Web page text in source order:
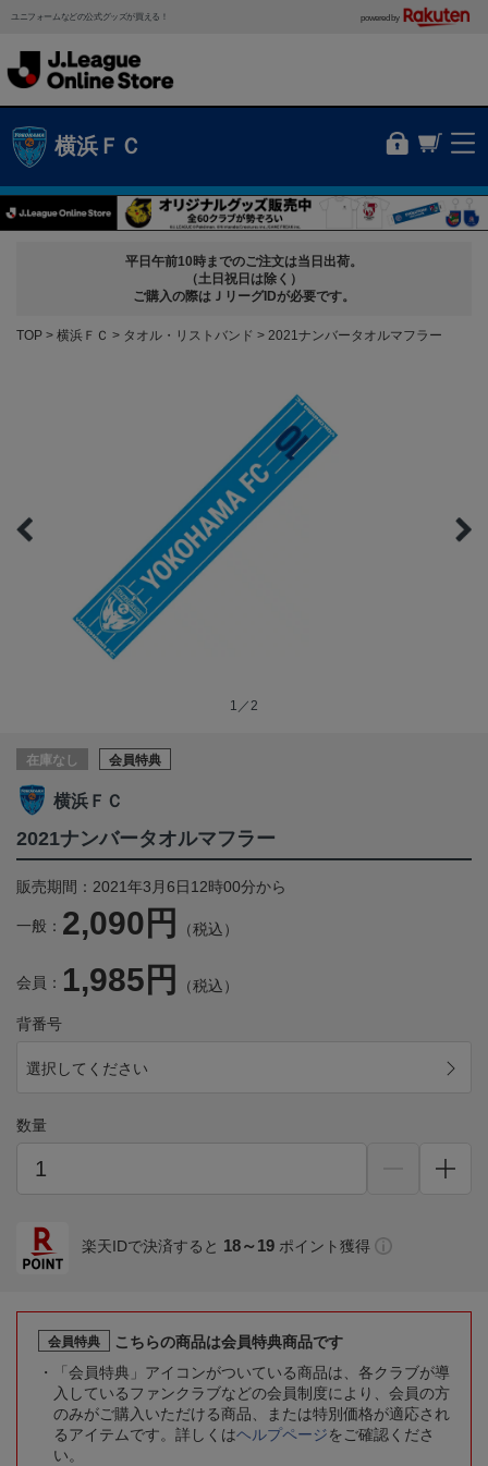
ユニフォームなどの公式グッズが買える！ powered by
横浜ＦＣ
平日午前10時までのご注文は当日出荷。
（土日祝日は除く）
ご購入の際はＪリーグIDが必要です。
TOP 横浜ＦＣ タオル・リストバンド 2021ナンバータオルマフラー
1／2
在庫なし 会員特典
横浜ＦＣ
2021ナンバータオルマフラー
販売期間：2021年3月6日12時00分から
一般： 2,090円 （税込）
会員： 1,985円 （税込）
背番号
選択してください
数量
楽天IDで決済すると 18～19 ポイント獲得
会員特典
こちらの商品は会員特典商品です
「会員特典」アイコンがついている商品は、各クラブが導
入しているファンクラブなどの会員制度により、会員の方
のみがご購入いただける商品、または特別価格が適応され
るアイテムです。詳しくはヘルプページをご確認くださ
い。